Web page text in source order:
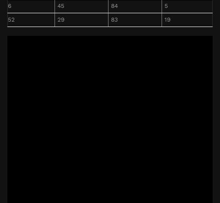
6
45 84
5
52
29 83 19